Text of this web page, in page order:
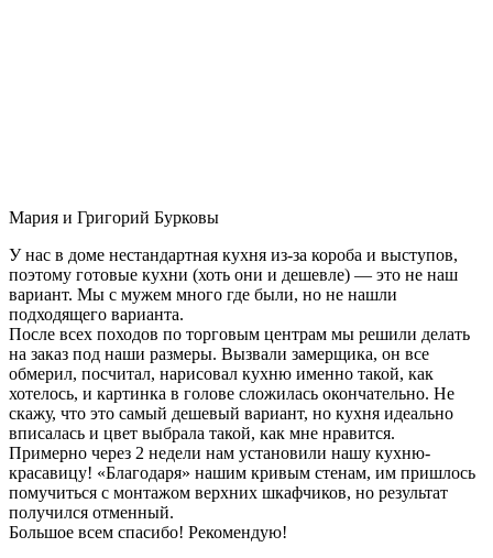
Мария и Григорий Бурковы
У нас в доме нестандартная кухня из-за короба и выступов,
поэтому готовые кухни (хоть они и дешевле) — это не наш
вариант. Мы с мужем много где были, но не нашли
подходящего варианта.
После всех походов по торговым центрам мы решили делать
на заказ под наши размеры. Вызвали замерщика, он все
обмерил, посчитал, нарисовал кухню именно такой, как
хотелось, и картинка в голове сложилась окончательно. Не
скажу, что это самый дешевый вариант, но кухня идеально
вписалась и цвет выбрала такой, как мне нравится.
Примерно через 2 недели нам установили нашу кухню-
красавицу! «Благодаря» нашим кривым стенам, им пришлось
помучиться с монтажом верхних шкафчиков, но результат
получился отменный.
Большое всем спасибо! Рекомендую!